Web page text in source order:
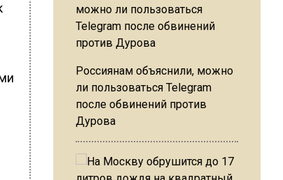
Россиянам объяснили, можно
ли пользоваться Telegram
после обвинений против
Дурова